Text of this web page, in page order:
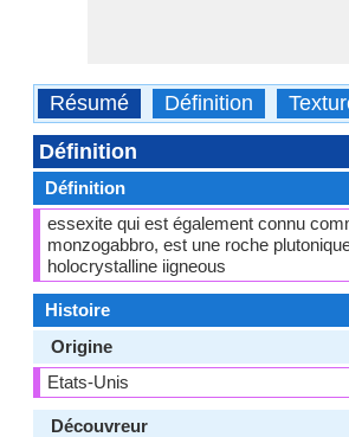
Résumé Définition
Définition
Définition
essexite qui est également connu
monzogabbro, est une roche
holocrystalline iigneous
Histoire
Origine
Etats-Unis
Découvreur